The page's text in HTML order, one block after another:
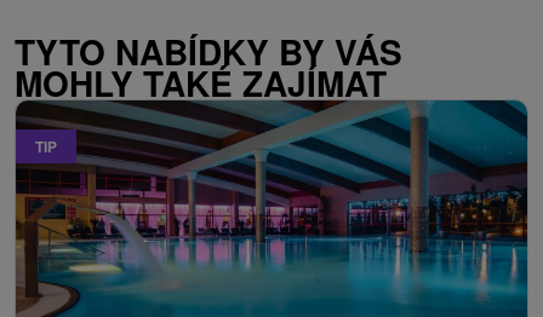
TYTO NABÍDKY BY VÁS
MOHLY TAKÉ ZAJÍMAT
TIP